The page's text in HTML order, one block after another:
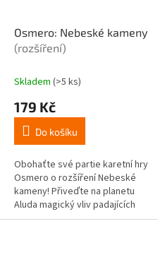
Osmero: Nebeské kameny
(rozšíření)
Skladem (>5 ks)
179 Kč
Do košíku
Obohaťte své partie karetní hry
Osmero o rozšíření Nebeské
kameny! Přiveďte na planetu
Aluda magický vliv padajících
meteoritů, které zásadně mění